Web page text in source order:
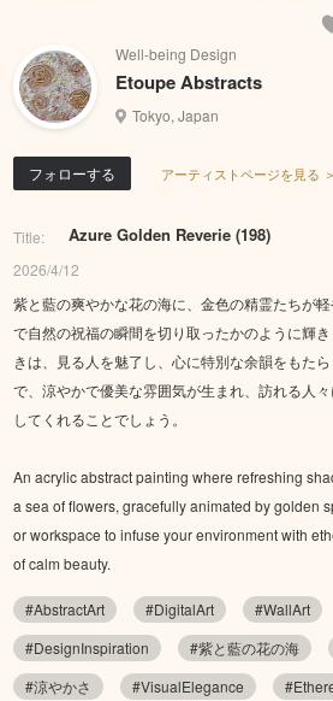
Well-being Design
Etoupe Abstracts
Tokyo, Japan
フォローする アーティストページを見る ＞
Title: Azure Golden Reverie (198)
2026/4/12
紫と藍の爽やかな花の海に、金色の精霊たちが
で自然の祝福の瞬間を切り取ったかのように輝
きは、見る人を魅了し、心に特別な余韻をもた
で、涼やかで優美な雰囲気が生まれ、訪れる人
してくれることでしょう。
An acrylic abstract painting where refreshing
a sea of flowers, gracefully animated by golden
or workspace to infuse your environment with
of calm beauty.
#AbstractArt #DigitalArt #WallArt
#DesignInspiration
#紫と藍の花の海
#涼やかさ
#VisualElegance